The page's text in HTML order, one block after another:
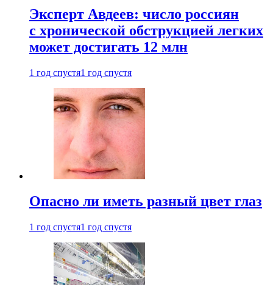
Эксперт Авдеев: число россиян
с хронической обструкцией легких
может достигать 12 млн
1 год спустя1 год спустя
Опасно ли иметь разный цвет глаз
1 год спустя1 год спустя